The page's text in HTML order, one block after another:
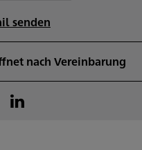
senden
nach Vereinbarung